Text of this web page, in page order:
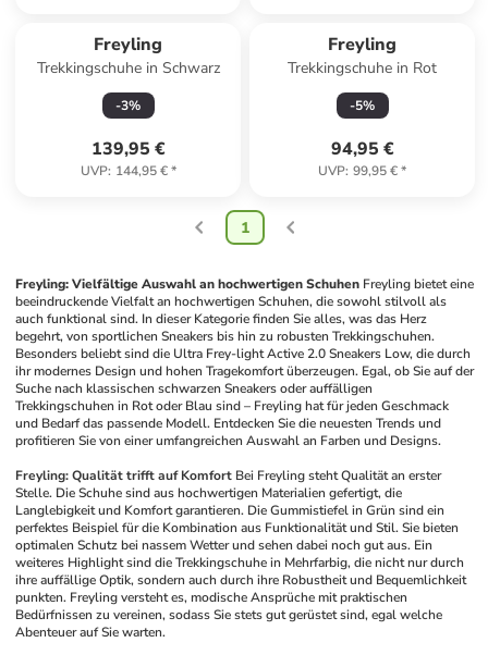
Freyling
Trekkingschuhe in Schwarz
-3%
139,95 €
UVP: 144,95 €*
Freyling
Trekkingschuhe in Rot
-5%
94,95 €
UVP: 99,95 €*
1
Freyling: Vielfältige Auswahl an hochwertigen Schuhen Freyling bietet eine
beeindruckende Vielfalt an hochwertigen Schuhen, die sowohl stilvoll als
auch funktional sind. In dieser Kategorie finden Sie alles, was das Herz
begehrt, von sportlichen Sneakers bis hin zu robusten Trekkingschuhen.
Besonders beliebt sind die Ultra Frey-light Active 2.0 Sneakers Low, die durch
ihr modernes Design und hohen Tragekomfort überzeugen. Egal, ob Sie auf der
Suche nach klassischen schwarzen Sneakers oder auffälligen
Trekkingschuhen in Rot oder Blau sind – Freyling hat für jeden Geschmack
und Bedarf das passende Modell. Entdecken Sie die neuesten Trends und
profitieren Sie von einer umfangreichen Auswahl an Farben und Designs.
Freyling: Qualität trifft auf Komfort Bei Freyling steht Qualität an erster
Stelle. Die Schuhe sind aus hochwertigen Materialien gefertigt, die
Langlebigkeit und Komfort garantieren. Die Gummistiefel in Grün sind ein
perfektes Beispiel für die Kombination aus Funktionalität und Stil. Sie bieten
optimalen Schutz bei nassem Wetter und sehen dabei noch gut aus. Ein
weiteres Highlight sind die Trekkingschuhe in Mehrfarbig, die nicht nur durch
ihre auffällige Optik, sondern auch durch ihre Robustheit und Bequemlichkeit
punkten. Freyling versteht es, modische Ansprüche mit praktischen
Bedürfnissen zu vereinen, sodass Sie stets gut gerüstet sind, egal welche
Abenteuer auf Sie warten.